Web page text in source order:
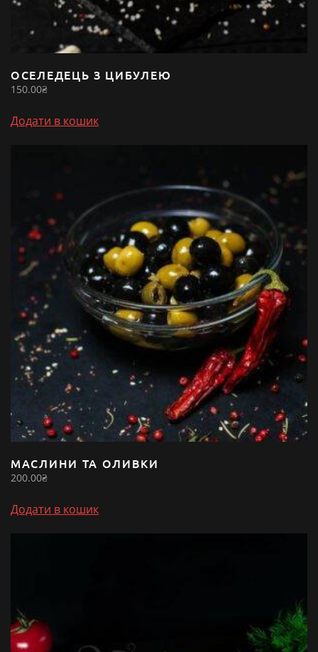
ОСЕЛЕДЕЦЬ З ЦИБУЛЕЮ
150.00₴
Додати в кошик
МАСЛИНИ ТА ОЛИВКИ
200.00₴
Додати в кошик